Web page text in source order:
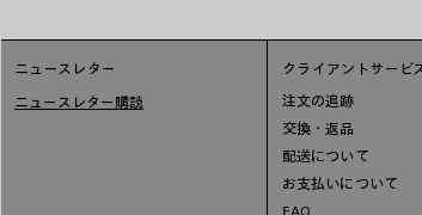
ニュースレター
ニュースレター購読
クライアントサービ
注文の追跡
交換・返品
配送について
お支払いについて
FAQ